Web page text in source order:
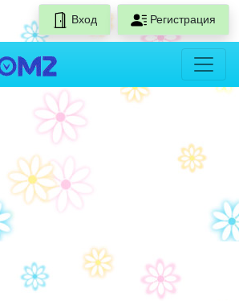
Вход Регистрация